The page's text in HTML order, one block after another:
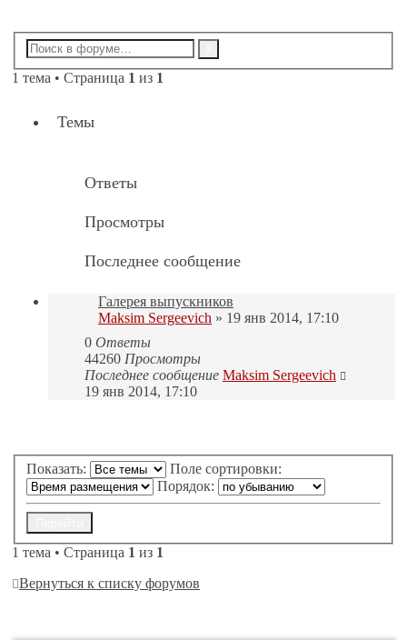
1 тема • Страница 1 из 1
Темы
Ответы
Просмотры
Последнее сообщение
Галерея выпускников
Maksim Sergeevich » 19 янв 2014, 17:10
0 Ответы
44260 Просмотры
Последнее сообщение Maksim Sergeevich
19 янв 2014, 17:10
Показать:
Поле сортировки:
Порядок:
1 тема • Страница 1 из 1
Вернуться к списку форумов